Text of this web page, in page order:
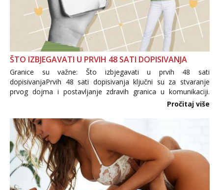
ŠTO IZBJEGAVATI U PRVIH 48 SATI DOPISIVANJA
Granice su važne: Što izbjegavati u prvih 48 sati
dopisivanjaPrvih 48 sati dopisivanja ključni su za stvaranje
prvog dojma i postavljanje zdravih granica u komunikaciji.
Važno je izbjeći prebrzo otkrivanje osobnih ili intimnih
informacija, jer nepoznata osoba još nije zaslužila to
povjerenje. Takođe...
Pročitaj više